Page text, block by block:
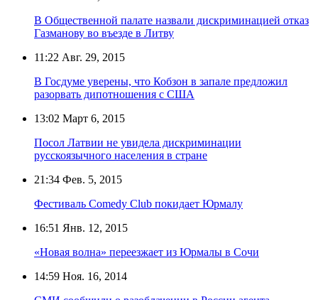
В Общественной палате назвали дискриминацией отказ
Газманову во въезде в Литву
11:22 Авг. 29, 2015
В Госдуме уверены, что Кобзон в запале предложил
разорвать дипотношения с США
13:02 Март 6, 2015
Посол Латвии не увидела дискриминации
русскоязычного населения в стране
21:34 Фев. 5, 2015
Фестиваль Comedy Club покидает Юрмалу
16:51 Янв. 12, 2015
«Новая волна» переезжает из Юрмалы в Сочи
14:59 Ноя. 16, 2014